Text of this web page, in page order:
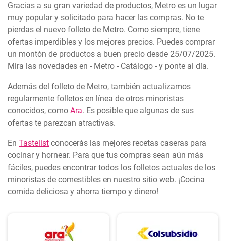
Gracias a su gran variedad de productos, Metro es un lugar
muy popular y solicitado para hacer las compras. No te
pierdas el nuevo folleto de Metro. Como siempre, tiene
ofertas imperdibles y los mejores precios. Puedes comprar
un montón de productos a buen precio desde 25/07/2025.
Mira las novedades en - Metro - Catálogo - y ponte al día.
Además del folleto de Metro, también actualizamos
regularmente folletos en línea de otros minoristas
conocidos, como Ara. Es posible que algunas de sus
ofertas te parezcan atractivas.
En Tastelist conocerás las mejores recetas caseras para
cocinar y hornear. Para que tus compras sean aún más
fáciles, puedes encontrar todos los folletos actuales de los
minoristas de comestibles en nuestro sitio web. ¡Cocina
comida deliciosa y ahorra tiempo y dinero!